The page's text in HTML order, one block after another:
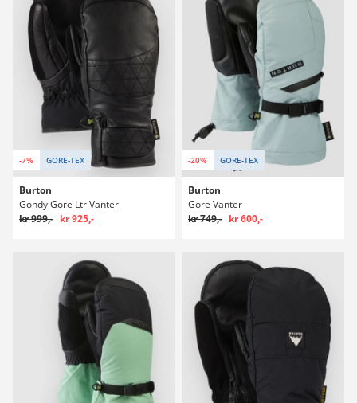
-7% GORE-TEX
Burton
Gondy Gore Ltr Vanter
kr 999,- kr 925,-
-20% GORE-TEX
Burton
Gore Vanter
kr 749,- kr 600,-